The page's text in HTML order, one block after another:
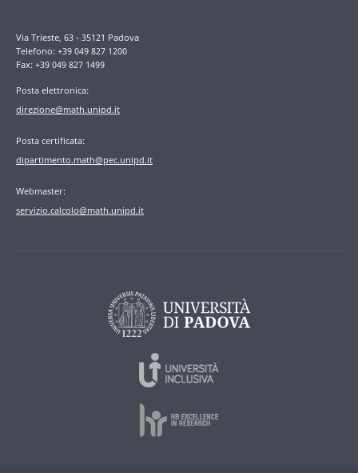
Via Trieste, 63 - 35121 Padova
Telefono: +39 049 827 1200
Fax: +39 049 827 1499
Posta elettronica:
direzione@math.unipd.it
Posta certificata:
dipartimento.math@pec.unipd.it
Webmaster:
servizio.calcolo@math.unipd.it